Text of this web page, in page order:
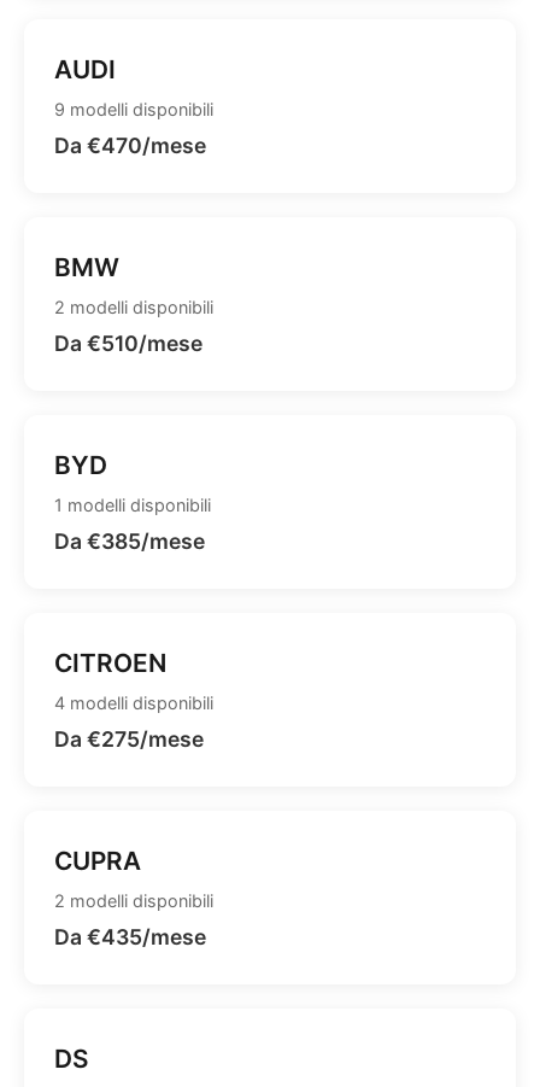
AUDI
9 modelli disponibili
Da €470/mese
BMW
2 modelli disponibili
Da €510/mese
BYD
1 modelli disponibili
Da €385/mese
CITROEN
4 modelli disponibili
Da €275/mese
CUPRA
2 modelli disponibili
Da €435/mese
DS